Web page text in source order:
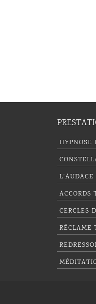
HYPNOSE
ACCORDS
CERCLES
RÉCLAME